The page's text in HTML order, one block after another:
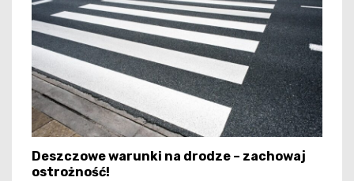
Deszczowe warunki na drodze – zachowaj
ostrożność!